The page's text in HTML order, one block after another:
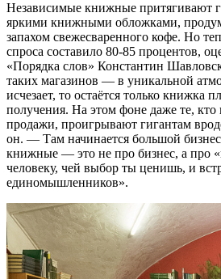
Независимые книжные притягивают
яркими книжными обложками,
запахом свежесваренного кофе. Но
спроса составило 80-85 процентов,
«Порядка слов» Константин
таких магазинов — в уникальной
исчезает, то остаётся только книжка
получения. На этом фоне даже те, кто
продажи, проигрывают гигантам
он. — Там начинается большой
книжные — это не про бизнес, а про
человеку, чей выбор ты ценишь, и
единомышленников».